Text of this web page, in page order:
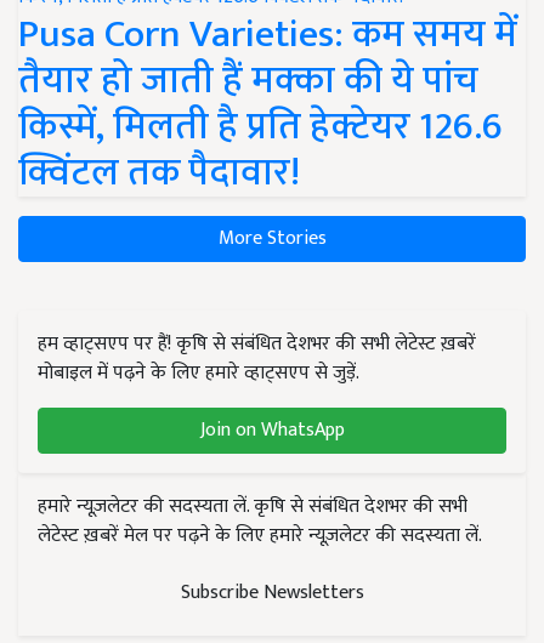
Pusa Corn Varieties: कम समय में
तैयार हो जाती हैं मक्का की ये पांच
किस्में, मिलती है प्रति हेक्टेयर 126.6
क्विंटल तक पैदावार!
More Stories
हम व्हाट्सएप पर हैं! कृषि से संबंधित देशभर की सभी लेटेस्ट ख़बरें
मोबाइल में पढ़ने के लिए हमारे व्हाट्सएप से जुड़ें.
Join on WhatsApp
हमारे न्यूज़लेटर की सदस्यता लें. कृषि से संबंधित देशभर की सभी
लेटेस्ट ख़बरें मेल पर पढ़ने के लिए हमारे न्यूज़लेटर की सदस्यता लें.
Subscribe Newsletters